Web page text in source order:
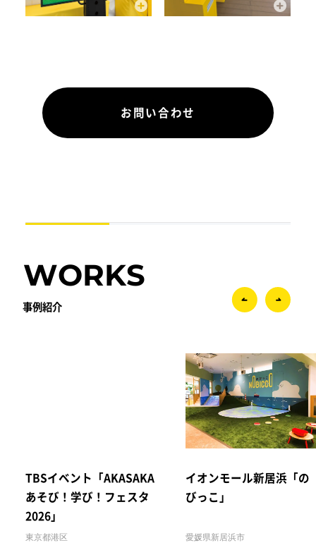
お問い合わせ
WORKS
事例紹介
TBSイベント「AKASAKA
あそび！学び！フェスタ
2026」
東京都港区
イオンモール新居浜「の
びっこ」
愛媛県新居浜市